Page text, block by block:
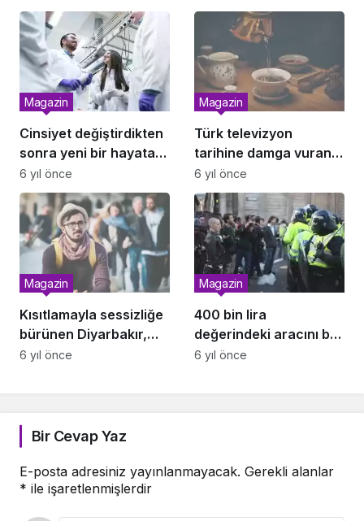
Sana ne ya da kime ne!
Cinsiyet değiştirdikten
sonra yeni bir hayata
adım atan dünyaca
ünlü isimler!
Magazin
6 yıl önce
Türk televizyon
tarihine damga vuran,
bir kere denk
geldiğinizde başından
kalkamadığınız diziler!
Magazin
6 yıl önce
Kısıtlamayla sessizliğe
bürünen Diyarbakır,
havadan görüntülendi
Magazin
6 yıl önce
400 bin lira
değerindeki aracını bu
hale getirdi!
Magazin
6 yıl önce
Bir Cevap Yaz
E-posta adresiniz yayınlanmayacak. Gerekli alanlar
* ile işaretlenmişlerdir